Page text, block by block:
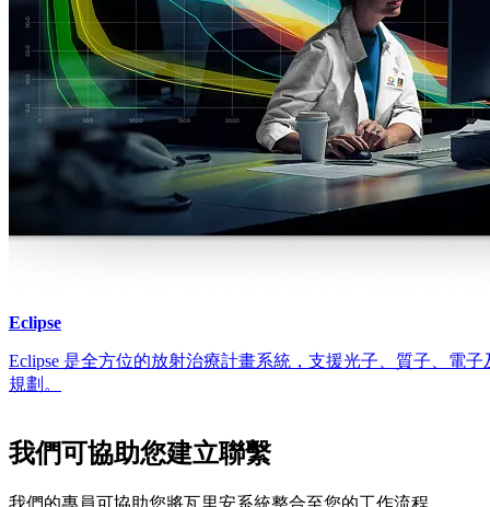
Eclipse
Eclipse 是全方位的放射治療計畫系統，支援光子、質子、電
規劃。
我們可協助您建立聯繫
我們的專員可協助您將瓦里安系統整合至您的工作流程